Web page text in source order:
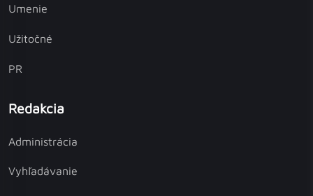
Umenie
Užitočné
PR
Redakcia
Administrácia
Vyhľadávanie